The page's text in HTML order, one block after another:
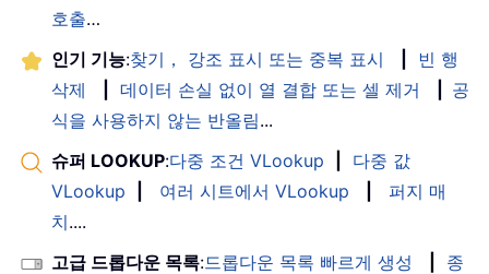
호출…
인기 기능:찾기， 강조 표시 또는 중복 표시
빈 행
삭제
데이터 손실 없이 열 결합 또는 셀 제거
공
식을 사용하지 않는 반올림...
슈퍼 LOOKUP:다중 조건 VLookup
다중 값
VLookup
여러 시트에서 VLookup
퍼지 매
치....
고급 드롭다운 목록:드롭다운 목록 빠르게 생성
종